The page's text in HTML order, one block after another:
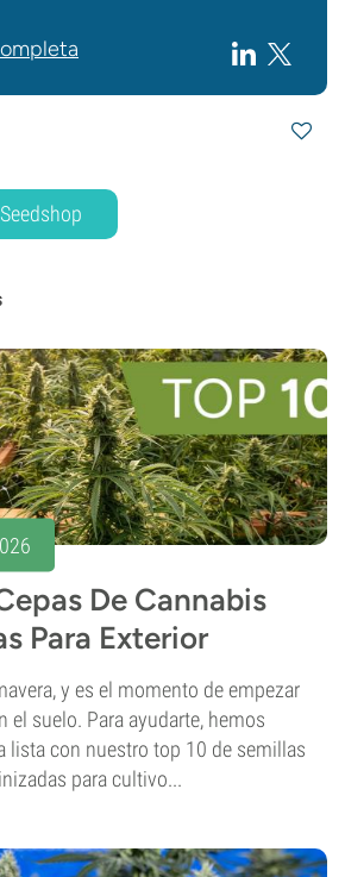
Seedshop
De Cannabis
Para Exterior
y es el momento de empezar
el suelo. Para ayudarte, hemos
lista con nuestro top 10 de semillas
para cultivo...